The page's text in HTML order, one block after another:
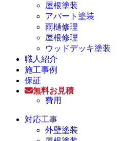
屋根塗装
アパート塗装
雨樋修理
屋根修理
ウッドデッキ塗装
職人紹介
施工事例
保証
無料お見積
費用
対応工事
外壁塗装